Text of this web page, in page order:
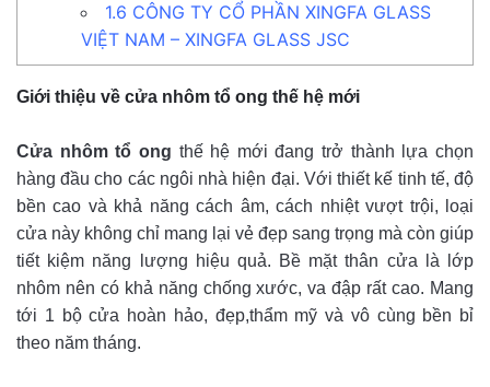
1.6 CÔNG TY CỔ PHẦN XINGFA GLASS
VIỆT NAM – XINGFA GLASS JSC
Giới thiệu về cửa nhôm tổ ong thế hệ mới
Cửa nhôm tổ ong thế hệ mới đang trở thành lựa chọn
hàng đầu cho các ngôi nhà hiện đại. Với thiết kế tinh tế, độ
bền cao và khả năng cách âm, cách nhiệt vượt trội, loại
cửa này không chỉ mang lại vẻ đẹp sang trọng mà còn giúp
tiết kiệm năng lượng hiệu quả. Bề mặt thân cửa là lớp
nhôm nên có khả năng chống xước, va đập rất cao. Mang
tới 1 bộ cửa hoàn hảo, đẹp,thẩm mỹ và vô cùng bền bỉ
theo năm tháng.